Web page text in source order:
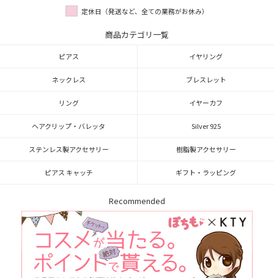
定休日（発送など、全ての業務がお休み）
商品カテゴリ一覧
ピアス イヤリング
ネックレス ブレスレット
リング イヤーカフ
ヘアクリップ・バレッタ Silver 925
ステンレス製アクセサリー 樹脂製アクセサリー
ピアス キャッチ ギフト・ラッピング
Recommended